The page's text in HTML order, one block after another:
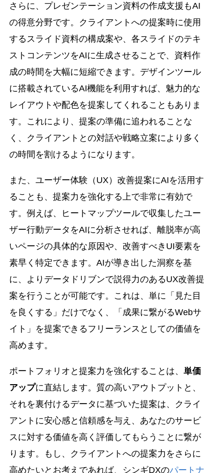
さらに、プレゼンテーション資料の作成支援もAI
の得意分野です。クライアントへの提案時に使用
するスライド資料の構成案や、各スライドのテキ
ストコンテンツをAIに生成させることで、資料作
成の時間を大幅に短縮できます。デザインツール
に搭載されているAI機能を利用すれば、魅力的な
レイアウトや配色を提案してくれることもありま
す。これにより、提案の準備に追われることな
く、クライアントとの対話や戦略立案により多く
の時間を割けるようになります。
また、ユーザー体験（UX）改善提案にAIを活用す
ることも、提案力を強化する上で非常に有効で
す。例えば、ヒートマップツールで収集したユー
ザー行動データをAIに分析させれば、離脱率が高
いページの具体的な原因や、改善すべきUI要素を
素早く特定できます。AIが導き出した洞察を基
に、よりデータドリブンで説得力のあるUX改善提
案を行うことが可能です。これは、単に「見た目
を良くする」だけでなく、「成果に繋がるWebサ
イト」を提案できるフリーランスとしての価値を
高めます。
ポートフォリオと提案力を強化することは、単価
アップに直結します。質の高いアウトプットと、
それを裏付けるデータに基づいた提案は、クライ
アントに安心感と信頼感を与え、あなたのサービ
スに対する価値を高く評価してもらうことに繋が
ります。もし、クライアントへの提案力をさらに
高めたいとお考えであれば、シンギDXのパートナ